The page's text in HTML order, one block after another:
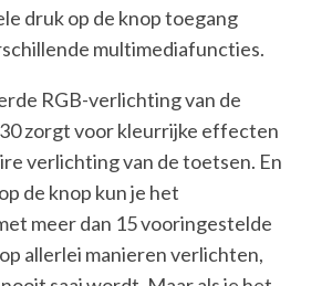
druk op de knop toegang
multimediafuncties.
RGB-verlichting van de
zorgt voor kleurrijke effecten
verlichting van de toetsen. En
de knop kun je het
meer dan 15 vooringestelde
allerlei manieren verlichten,